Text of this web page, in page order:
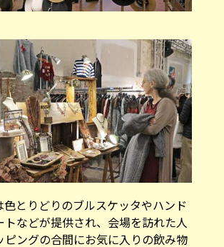
色とりどりのブルスケッタやハンド
トなどが提供され、会場を訪れた人
ピングの合間にお気に入りの飲み物